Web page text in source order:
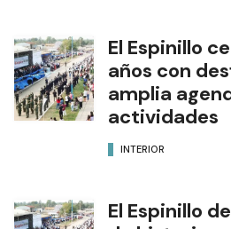
El Espinillo
años con
amplia
actividades
INTERIOR
El Espinillo